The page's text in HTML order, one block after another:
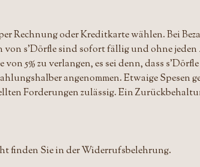
Rechnung oder Kreditkarte wählen. Bei
s'Dörfle sind sofort fällig und ohne
5% zu verlangen, es sei denn, dass
angenommen. Etwaige
Forderungen zulässig. Ein
finden Sie in der Widerrufsbelehrung.